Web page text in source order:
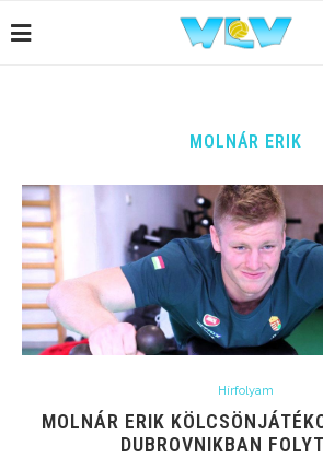
MOLNÁR ERIK
Hírfolyam
MOLNÁR ERIK
DUBROVNIKBAN